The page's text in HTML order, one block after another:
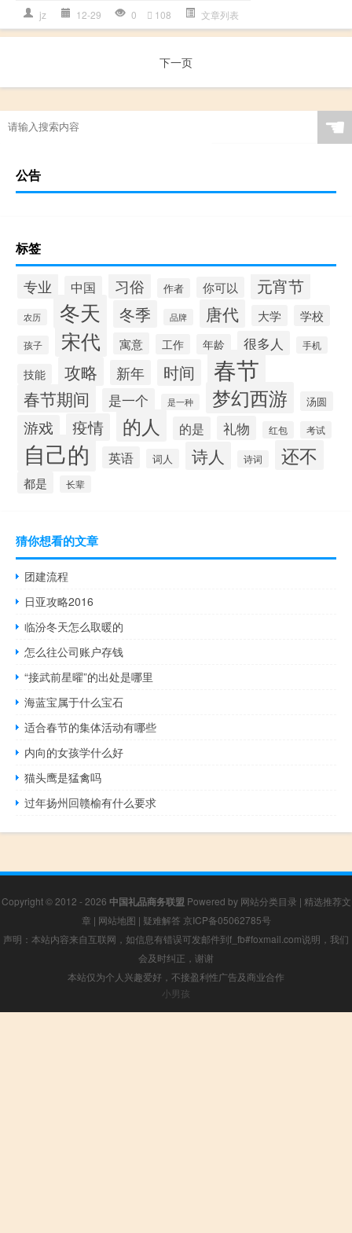
jz 12-29 0 108 文章列表
下一页
☚
公告
标签
专业 中国 习俗 作者 你可以 元宵节
农历 冬天 冬季 品牌 唐代 大学 学校
孩子 宋代 寓意 工作 年龄 很多人 手机
技能 攻略 新年 时间 春节
春节期间 是一个 是一种 梦幻西游 汤圆
游戏 疫情 的人 的是 礼物 红包 考试
自己的 英语 词人 诗人 诗词 还不
都是 长辈
猜你想看的文章
团建流程
日亚攻略2016
临汾冬天怎么取暖的
怎么往公司账户存钱
“接武前星曜”的出处是哪里
海蓝宝属于什么宝石
适合春节的集体活动有哪些
内向的女孩学什么好
猫头鹰是猛禽吗
过年扬州回赣榆有什么要求
Copyright © 2012 - 2026 中国礼品商务联盟 Powered by 网站分类目录 | 精选推荐文
章 | 网站地图 | 疑难解答 京ICP备05062785号
声明：本站内容来自互联网，如信息有错误可发邮件到f_fb#foxmail.com说明，我们
会及时纠正，谢谢
本站仅为个人兴趣爱好，不接盈利性广告及商业合作
小男孩